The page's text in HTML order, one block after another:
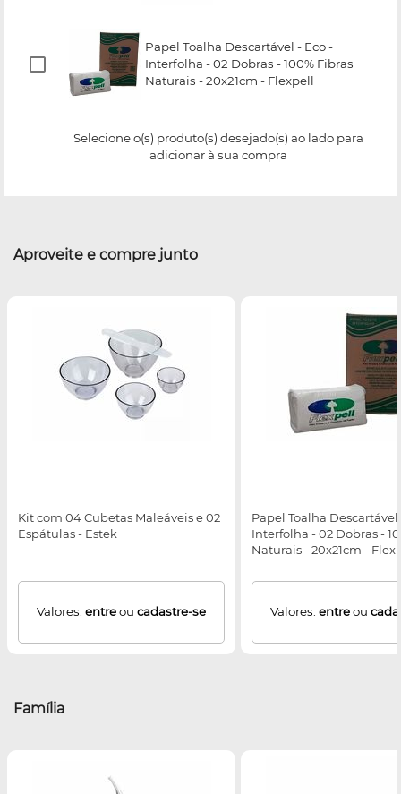
Papel Toalha Descartável - Eco -
Interfolha - 02 Dobras - 100% Fibras
Naturais - 20x21cm - Flexpell
Selecione o(s) produto(s) desejado(s) ao lado para
adicionar à sua compra
Aproveite e compre junto
Kit com 04 Cubetas Maleáveis e 02
Espátulas - Estek
Valores: entreou cadastre-se
Papel Toalha Descartável
Interfolha - 02 Dobras -
Naturais - 20x21cm -
Valores: entreou
Família